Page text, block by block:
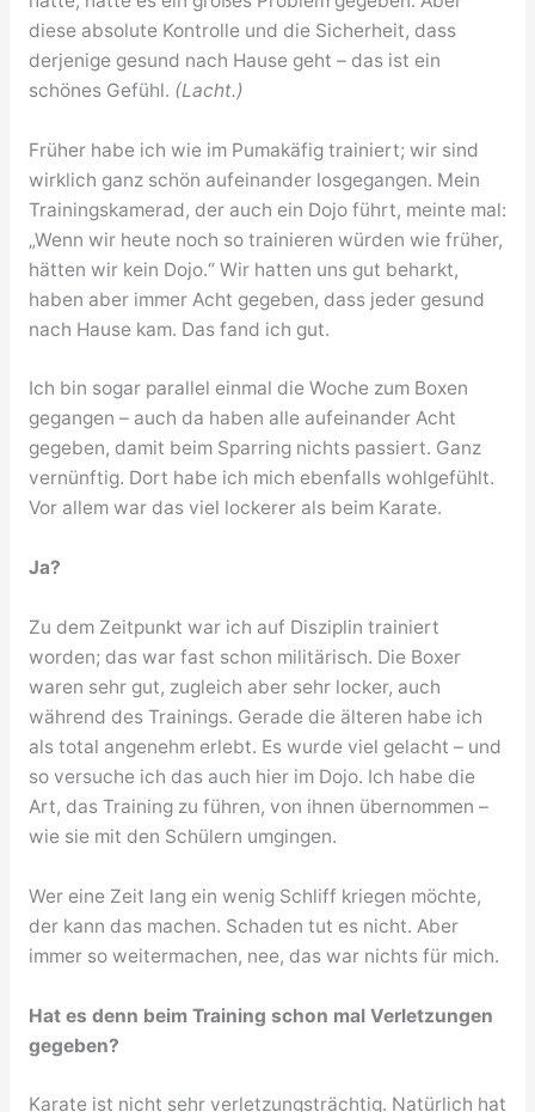
diese absolute Kontrolle und die Sicherheit, dass
derjenige gesund nach Hause geht – das ist ein
schönes Gefühl. (Lacht.)
Früher habe ich wie im Pumakäfig trainiert; wir sind
wirklich ganz schön aufeinander losgegangen. Mein
Trainingskamerad, der auch ein Dojo führt, meinte mal:
„Wenn wir heute noch so trainieren würden wie früher,
hätten wir kein Dojo.“ Wir hatten uns gut beharkt,
haben aber immer Acht gegeben, dass jeder gesund
nach Hause kam. Das fand ich gut.
Ich bin sogar parallel einmal die Woche zum Boxen
gegangen – auch da haben alle aufeinander Acht
gegeben, damit beim Sparring nichts passiert. Ganz
vernünftig. Dort habe ich mich ebenfalls wohlgefühlt.
Vor allem war das viel lockerer als beim Karate.
Ja?
Zu dem Zeitpunkt war ich auf Disziplin trainiert
worden; das war fast schon militärisch. Die Boxer
waren sehr gut, zugleich aber sehr locker, auch
während des Trainings. Gerade die älteren habe ich
als total angenehm erlebt. Es wurde viel gelacht – und
so versuche ich das auch hier im Dojo. Ich habe die
Art, das Training zu führen, von ihnen übernommen –
wie sie mit den Schülern umgingen.
Wer eine Zeit lang ein wenig Schliff kriegen möchte,
der kann das machen. Schaden tut es nicht. Aber
immer so weitermachen, nee, das war nichts für mich.
Hat es denn beim Training schon mal Verletzungen
gegeben?
Karate ist nicht sehr verletzungsträchtig. Natürlich hat